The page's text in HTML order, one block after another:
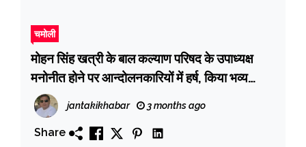
चमोली
मोहन सिंह खत्री के बाल कल्याण परिषद के उपाध्यक्ष
मनोनीत होने पर आन्दोलनकारियों में हर्ष, किया भव्य
स्वागत
jantakikhabar 3 months ago
Share